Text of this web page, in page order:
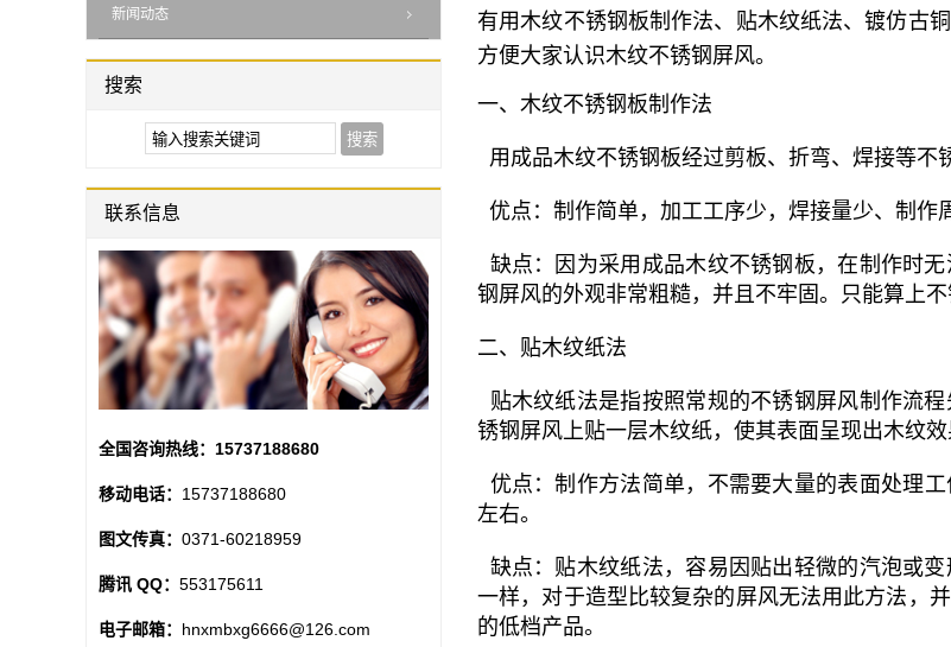
有用木纹不锈钢板制作法、贴木纹纸法、镀仿古
方便大家认识木纹不锈钢屏风。
一、木纹不锈钢板制作法
用成品木纹不锈钢板经过剪板、折弯、焊接等不
优点：制作简单，加工工序少，焊接量少、制作
缺点：因为采用成品木纹不锈钢板，在制作时
钢屏风的外观非常粗糙，并且不牢固。只能算上不
二、贴木纹纸法
贴木纹纸法是指按照常规的不锈钢屏风制作流
锈钢屏风上贴一层木纹纸，使其表面呈现出木纹效
优点：制作方法简单，不需要大量的表面处理
左右。
缺点：贴木纹纸法，容易因贴出轻微的汽泡或
一样，对于造型比较复杂的屏风无法用此方法，
的低档产品。
新闻动态
搜索
联系信息
全国咨询热线： 15737188680
移动电话： 15737188680
图文传真： 0371-60218959
腾讯 QQ： 553175611
电子邮箱： hnxmbxg6666@126.com